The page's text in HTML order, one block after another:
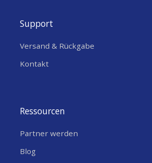
Support
Versand & Rückgabe
Kontakt
Ressourcen
Partner werden
Blog